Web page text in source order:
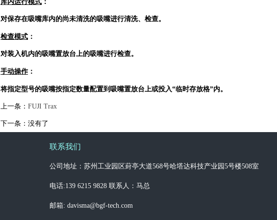
库内运行模式 ：
对保存在吸嘴库内的尚未清洗的吸嘴进行清洗、检查。
检查模式 ：
对装入机内的吸嘴置放台上的吸嘴进行检查。
手动操作：
将指定型号的吸嘴按指定数量配置到吸嘴置放台上或投入“临时存放格”内。
上一条： FUJI Trax
下一条：没有了
联系我们
公司地址：苏州工业园区葑亭大道568号哈塔达科技产业园5号楼508室
电话:139 6215 9828 联系人：马总
邮箱: davisma@bgf-tech.com